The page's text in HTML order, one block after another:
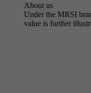
About us
Under the MRSI
value is further